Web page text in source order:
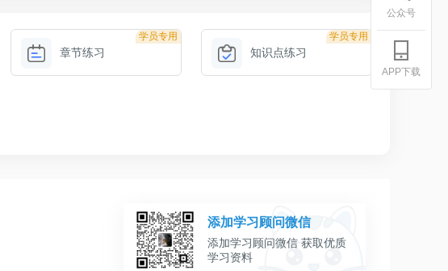
学员专用
章节练习
学员专用
知识点练习
添加学习顾问微信
添加学习顾问微信 获取优质
学习资料
公众号
APP下载